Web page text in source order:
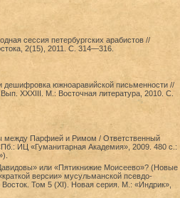
сессия петербургских арабистов //
2(15), 2011. С. 314—316.
дешифровка южноаравийской письменности //
XXXIII. М.: Восточная литература, 2010. С.
между Парфией и Римом / Ответственный
ИЦ «Гуманитарная Академия», 2009. 480 с.:
или «Пятикнижие Моисеево»? (Новые
версии» мусульманской псевдо-
Том 5 (XI). Новая серия. М.: «Индрик»,